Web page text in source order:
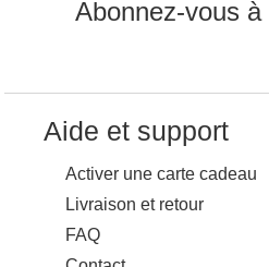
Abonnez-vous
Aide et support
Activer une carte cadeau
Livraison et retour
FAQ